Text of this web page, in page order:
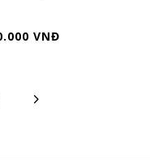
VNĐ